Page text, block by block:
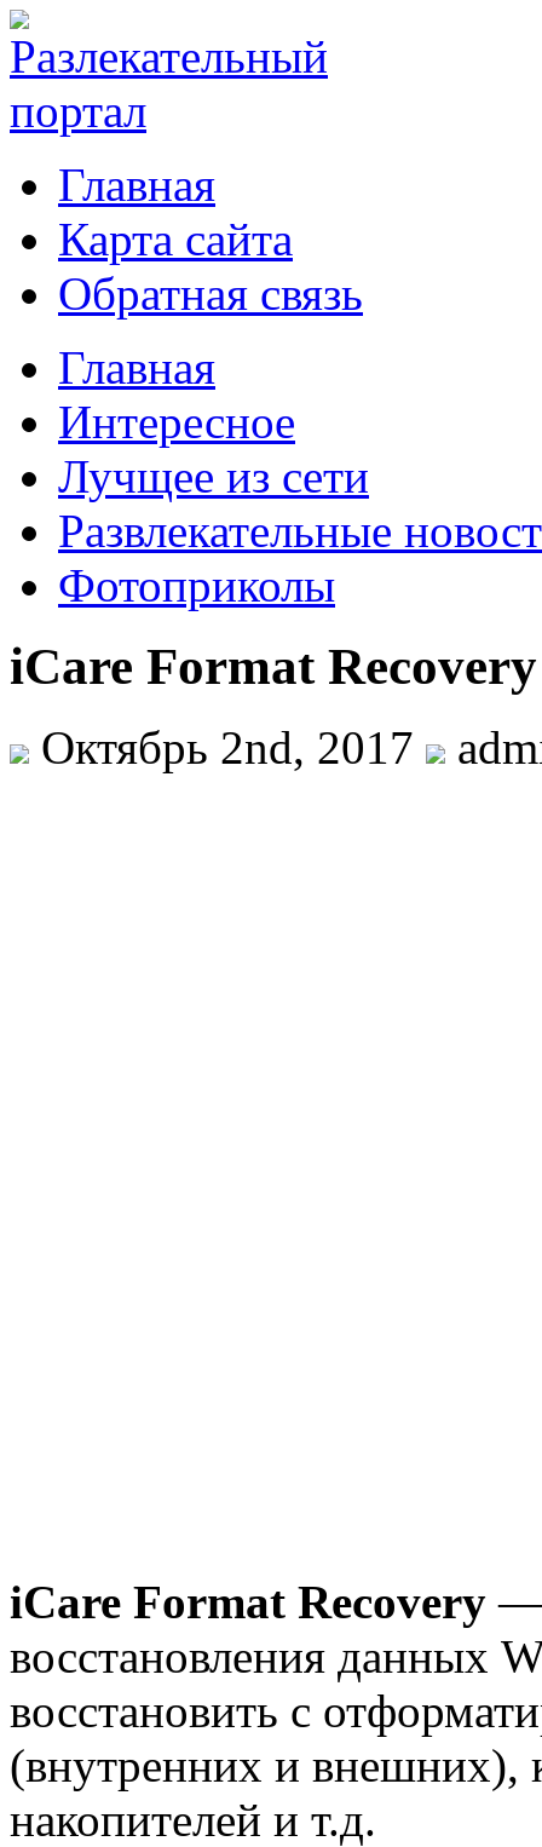
Главная
Карта сайта
Обратная связь
Главная
Интересное
Лучщее из сети
Развлекательные
Фотоприколы
iCare Format
Октябрь 2nd, 2017
iCare Format Recovery —
восстановления данных
восстановить с
(внутренних и внешних),
накопителей и т.д.